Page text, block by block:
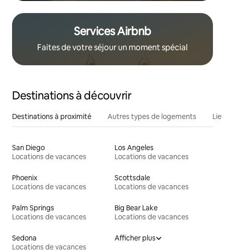
Services Airbnb
Faites de votre séjour un moment spécial
Destinations à découvrir
Destinations à proximité Autres types de logements
San Diego
Locations de vacances
Los Angeles
Locations de vacances
Phoenix
Locations de vacances
Scottsdale
Locations de vacances
Palm Springs
Locations de vacances
Big Bear Lake
Locations de vacances
Sedona
Locations de vacances
Afficher plus